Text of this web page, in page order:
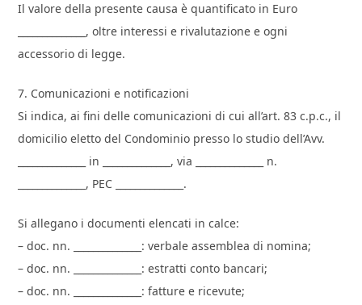
Il valore della presente causa è quantificato in Euro
______________, oltre interessi e rivalutazione e ogni
accessorio di legge.
7. Comunicazioni e notificazioni
Si indica, ai fini delle comunicazioni di cui all’art. 83 c.p.c., il
domicilio eletto del Condominio presso lo studio dell’Avv.
______________ in ______________, via ______________ n.
______________, PEC ______________.
Si allegano i documenti elencati in calce:
– doc. nn. ______________: verbale assemblea di nomina;
– doc. nn. ______________: estratti conto bancari;
– doc. nn. ______________: fatture e ricevute;